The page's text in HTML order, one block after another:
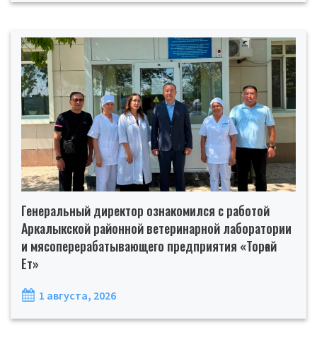
Генеральный директор ознакомился с работой
Аркалыкской районной ветеринарной лаборатории
и мясоперерабатывающего предприятия «Торғай
Ет»
1 августа, 2026